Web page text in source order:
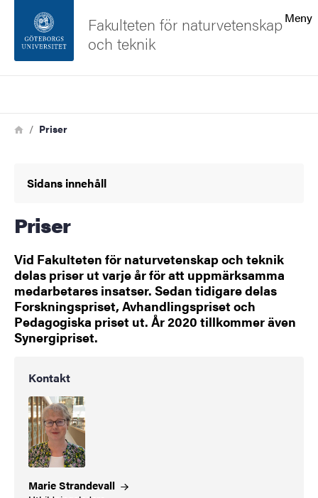
Sidfoten
Meny
Fakulteten för naturvetenskap
och teknik
Länkstig
HemPriser
Sidans innehåll
Priser
Vid Fakulteten för naturvetenskap och teknik
delas priser ut varje år för att uppmärksamma
medarbetares insatser. Sedan tidigare delas
Forskningspriset, Avhandlingspriset och
Pedagogiska priset ut. År 2020 tillkommer även
Synergipriset.
Kontakt
MarieStrandevall